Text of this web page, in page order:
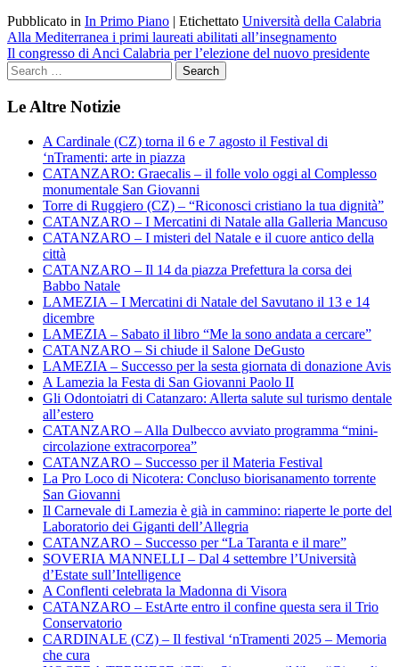
Pubblicato in In Primo Piano | Etichettato Università della Calabria
Navigazione
articoli
Alla Mediterranea i primi laureati abilitati all’insegnamento
Il congresso di Anci Calabria per l’elezione del nuovo presidente
Le Altre Notizie
A Cardinale (CZ) torna il 6 e 7 agosto il Festival di
‘nTramenti: arte in piazza
CATANZARO: Graecalis – il folle volo oggi al Complesso
monumentale San Giovanni
Torre di Ruggiero (CZ) – “Riconosci cristiano la tua dignità”
CATANZARO – I Mercatini di Natale alla Galleria Mancuso
CATANZARO – I misteri del Natale e il cuore antico della
città
CATANZARO – Il 14 da piazza Prefettura la corsa dei
Babbo Natale
LAMEZIA – I Mercatini di Natale del Savutano il 13 e 14
dicembre
LAMEZIA – Sabato il libro “Me la sono andata a cercare”
CATANZARO – Si chiude il Salone DeGusto
LAMEZIA – Successo per la sesta giornata di donazione Avis
A Lamezia la Festa di San Giovanni Paolo II
Gli Odontoiatri di Catanzaro: Allerta salute sul turismo dentale
all’estero
CATANZARO – Alla Dulbecco avviato programma “mini-
circolazione extracorporea”
CATANZARO – Successo per il Materia Festival
La Pro Loco di Nicotera: Concluso biorisanamento torrente
San Giovanni
Il Carnevale di Lamezia è già in cammino: riaperte le porte del
Laboratorio dei Giganti dell’Allegria
CATANZARO – Successo per “La Taranta e il mare”
SOVERIA MANNELLI – Dal 4 settembre l’Università
d’Estate sull’Intelligence
A Conflenti celebrata la Madonna di Visora
CATANZARO – EstArte entro il confine questa sera il Trio
Conservatorio
CARDINALE (CZ) – Il festival ‘nTramenti 2025 – Memoria
che cura